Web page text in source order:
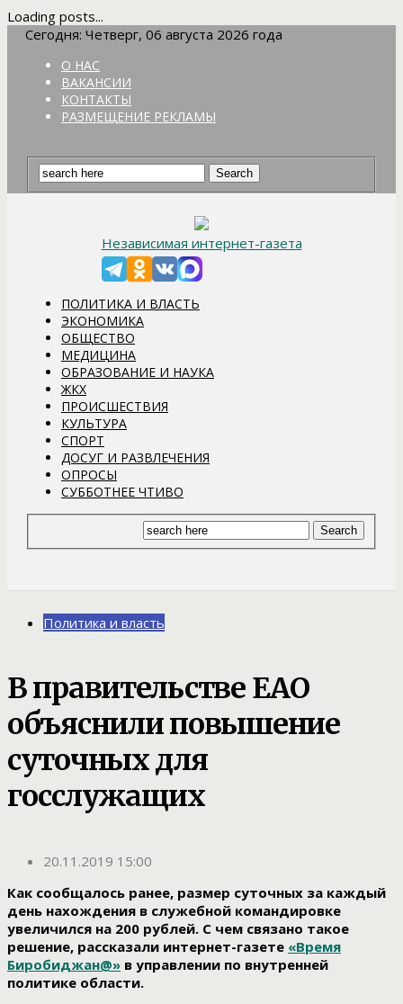
Loading posts...
Сегодня: Четверг, 06 августа 2026 года
О НАС
ВАКАНСИИ
КОНТАКТЫ
РАЗМЕЩЕНИЕ РЕКЛАМЫ
Независимая интернет-газета
ПОЛИТИКА И ВЛАСТЬ
ЭКОНОМИКА
ОБЩЕСТВО
МЕДИЦИНА
ОБРАЗОВАНИЕ И НАУКА
ЖКХ
ПРОИСШЕСТВИЯ
КУЛЬТУРА
СПОРТ
ДОСУГ И РАЗВЛЕЧЕНИЯ
ОПРОСЫ
СУББОТНЕЕ ЧТИВО
Политика и власть
В правительстве ЕАО
объяснили повышение
суточных для
госслужащих
20.11.2019 15:00
Как сообщалось ранее, размер суточных за каждый
день нахождения в служебной командировке
увеличился на 200 рублей. С чем связано такое
решение, рассказали интернет-газете «Время
Биробиджан@» в управлении по внутренней
политике области.